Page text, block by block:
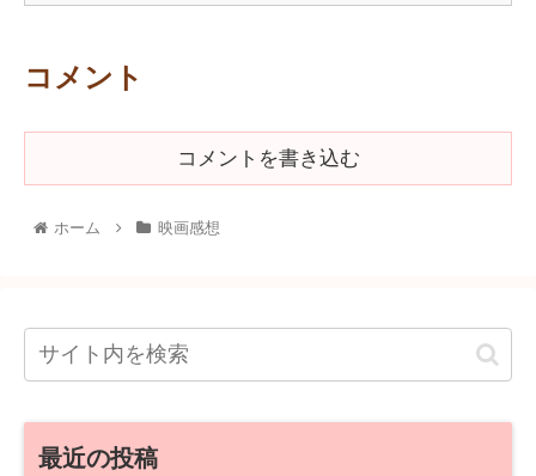
コメント
コメントを書き込む
ホーム 映画感想
最近の投稿